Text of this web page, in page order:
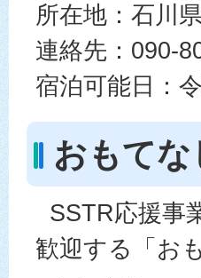
所在地：石川
連絡先：090-
宿泊可能日：
おもて
SSTR応援事
歓迎する「お